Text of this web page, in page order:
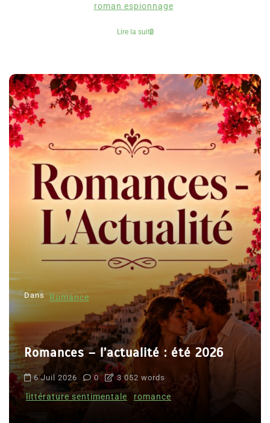
roman espionnage
Lire la suite
Dans Romance
Romances – l’actualité : été 2026
6 Juil 2026 0 3 052 words
littérature sentimentale romance